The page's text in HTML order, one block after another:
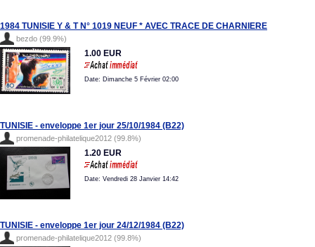
1984 TUNISIE Y & T N° 1019 NEUF * AVEC TRACE DE CHARNIERE
bezdo (99.9%)
1.00 EUR
Date: Dimanche 5 Février 02:00
TUNISIE - enveloppe 1er jour 25/10/1984 (B22)
promenade-philatelique2012 (99.8%)
1.20 EUR
Date: Vendredi 28 Janvier 14:42
TUNISIE - enveloppe 1er jour 24/12/1984 (B22)
promenade-philatelique2012 (99.8%)